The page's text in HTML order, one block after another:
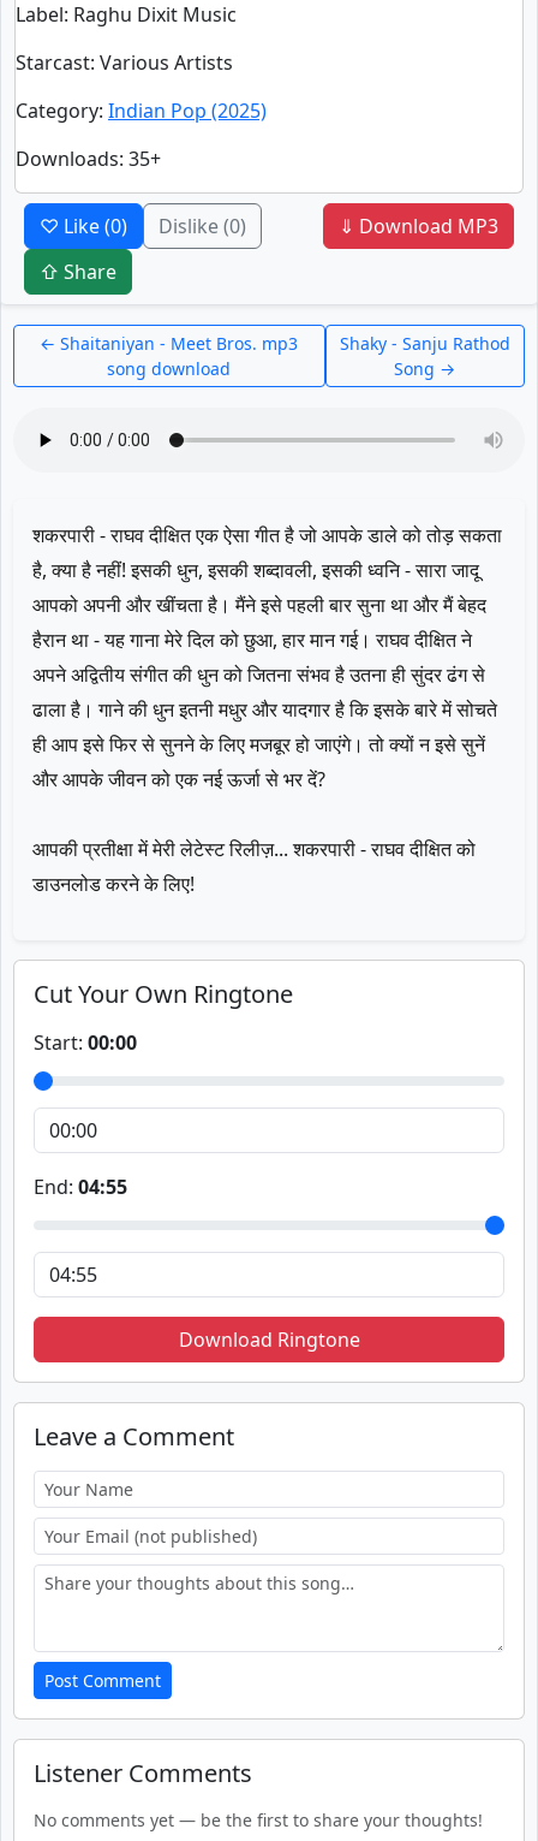
Label: Raghu Dixit Music
Starcast: Various Artists
Category: Indian Pop (2025)
Downloads: 35+
♡ Like(0) Dislike(0)
⇓ Download MP3
⇧ Share
← Shaitaniyan - Meet Bros. mp3
song download
Shaky - Sanju Rathod
Song →
शकरपारी - राघव दीक्षित एक ऐसा गीत है जो आपके डाले को तोड़ सकता
है, क्या है नहीं! इसकी धुन, इसकी शब्दावली, इसकी ध्वनि - सारा जादू
आपको अपनी और खींचता है। मैंने इसे पहली बार सुना था और मैं बेहद
हैरान था - यह गाना मेरे दिल को छुआ, हार मान गई। राघव दीक्षित ने
अपने अद्वितीय संगीत की धुन को जितना संभव है उतना ही सुंदर ढंग से
ढाला है। गाने की धुन इतनी मधुर और यादगार है कि इसके बारे में सोचते
ही आप इसे फिर से सुनने के लिए मजबूर हो जाएंगे। तो क्यों न इसे सुनें
और आपके जीवन को एक नई ऊर्जा से भर दें?
आपकी प्रतीक्षा में मेरी लेटेस्ट रिलीज़... शकरपारी - राघव दीक्षित को
डाउनलोड करने के लिए!
Cut Your Own Ringtone
Start: 00:00
End: 04:55
Download Ringtone
Leave a Comment
Post Comment
Listener Comments
No comments yet — be the first to share your thoughts!